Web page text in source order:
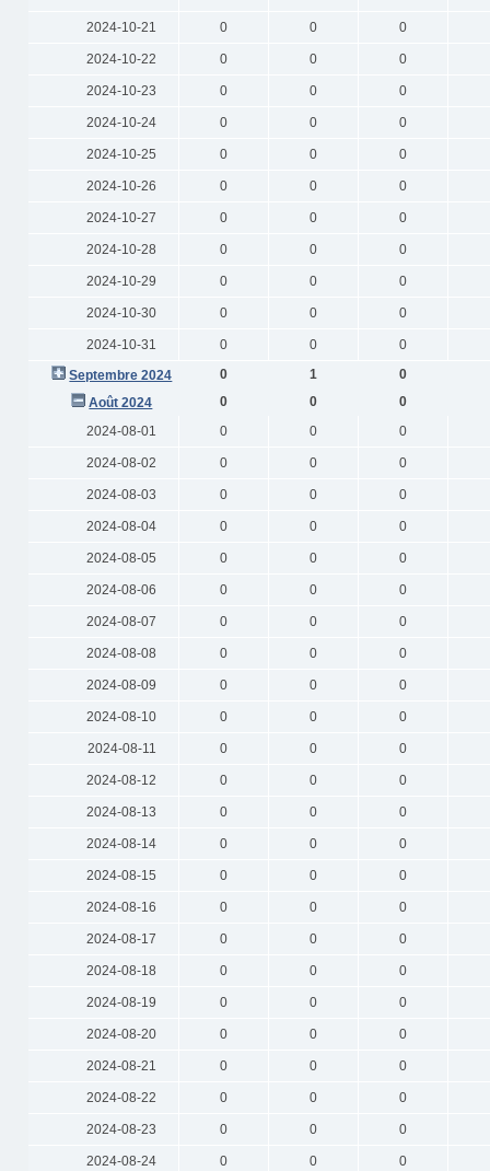
2024-10-21 0 0 0
2024-10-22 0 0 0
2024-10-23 0 0 0
2024-10-24 0 0 0
2024-10-25 0 0 0
2024-10-26 0 0 0
2024-10-27 0 0 0
2024-10-28 0 0 0
2024-10-29 0 0 0
2024-10-30 0 0 0
2024-10-31 0 0
0
Septembre 2024
0 1
0
Août 2024
0 0
0
2024-08-01
0 0 0
2024-08-02 0 0 0
2024-08-03 0 0 0
2024-08-04 0 0 0
2024-08-05 0 0 0
2024-08-06 0 0 0
2024-08-07 0 0 0
2024-08-08 0 0 0
2024-08-09 0 0 0
2024-08-10 0 0 0
2024-08-11 0 0 0
2024-08-12 0 0 0
2024-08-13 0 0 0
2024-08-14 0 0 0
2024-08-15 0 0 0
2024-08-16 0 0 0
2024-08-17 0 0 0
2024-08-18 0 0 0
2024-08-19 0 0 0
2024-08-20 0 0 0
2024-08-21 0 0 0
2024-08-22 0 0 0
2024-08-23 0 0 0
2024-08-24 0 0 0